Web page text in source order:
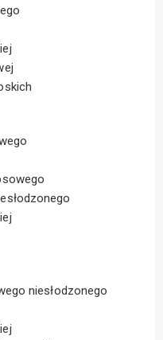
niesłodzonego